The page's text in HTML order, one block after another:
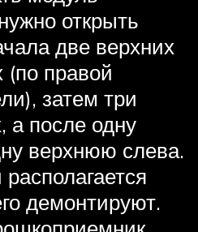
открыть
две верхних
правой
затем три
а после одну
верхнюю слева.
демонтируют.